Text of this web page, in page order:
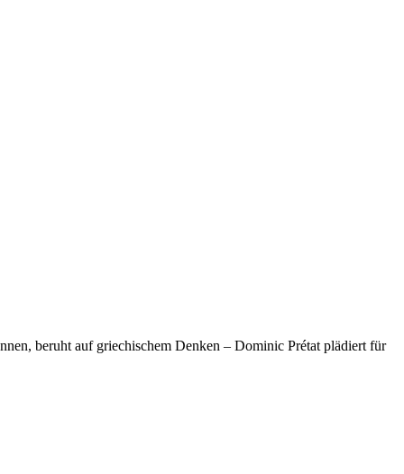
beruht auf griechischem Denken – Dominic Prétat plädiert für